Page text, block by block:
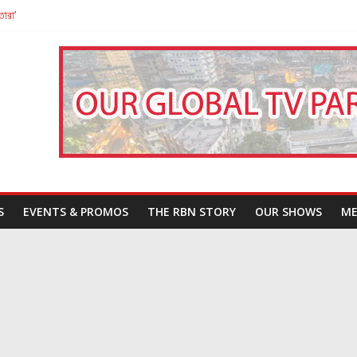
Challenges Our Understanding of Justice
EVENTS & PROMOS THE RBN STORY OUR SHOWS